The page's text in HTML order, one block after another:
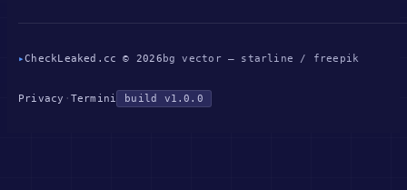
▸CheckLeaked.cc © 2026 bg vector — starline / freepik
Privacy · Termini build v1.0.0